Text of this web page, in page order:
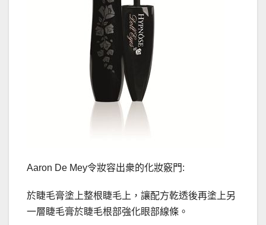
Aaron De Mey令妝容出衆的化妝竅門:
於睫毛膏塗上整根睫毛上，讓配方乾透後再塗上另
一層睫毛膏於睫毛根部強化眼部線條。